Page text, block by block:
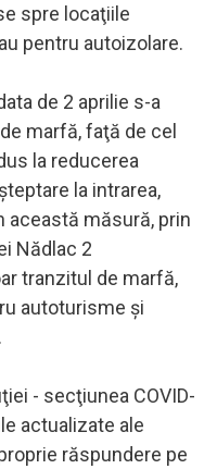
spre locaţiile
pentru autoizolare.
de 2 aprilie s-a
marfă, faţă de cel
la reducerea
la intrarea,
această măsură, prin
Nădlac 2
tranzitul de marfă,
autoturisme şi
- secţiunea COVID-
actualizate ale
răspundere pe